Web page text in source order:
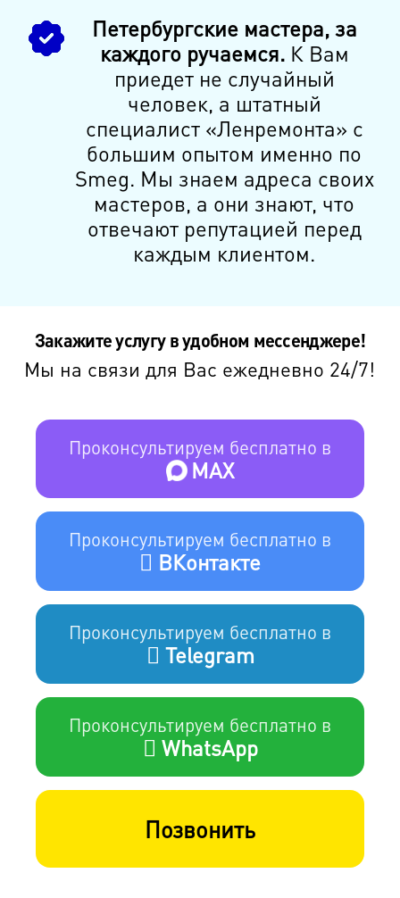
Петербургские мастера, за
каждого ручаемся.К Вам
приедет не случайный
человек, а штатный
специалист «Ленремонта» с
большим опытом именно по
Smeg. Мы знаем адреса своих
мастеров, а они знают, что
отвечают репутацией перед
каждым клиентом.
Закажите услугу в удобном мессенджере!
Мы на связи для Вас ежедневно 24/7!
Проконсультируем бесплатно в
MAX
Проконсультируем бесплатно в
ВКонтакте
Проконсультируем бесплатно в
Telegram
Проконсультируем бесплатно в
WhatsApp
Позвонить